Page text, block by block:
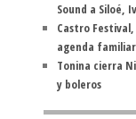
Sound a Siloé,
Castro
agenda
Tonina cierra
y boleros